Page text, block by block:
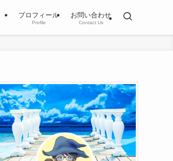
プロフィール
Profile
お問い合わせ
Contact Us